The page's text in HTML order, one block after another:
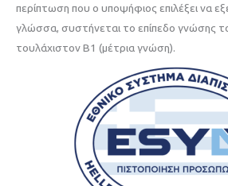
περίπτωση που ο υποψήφιος επιλέξει να
γλώσσα, συστήνεται το επίπεδο γνώσης
τουλάχιστον Β1 (μέτρια γνώση).